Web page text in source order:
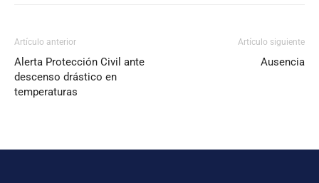
Artículo anterior
Alerta Protección Civil ante
descenso drástico en
temperaturas
Artículo siguiente
Ausencia